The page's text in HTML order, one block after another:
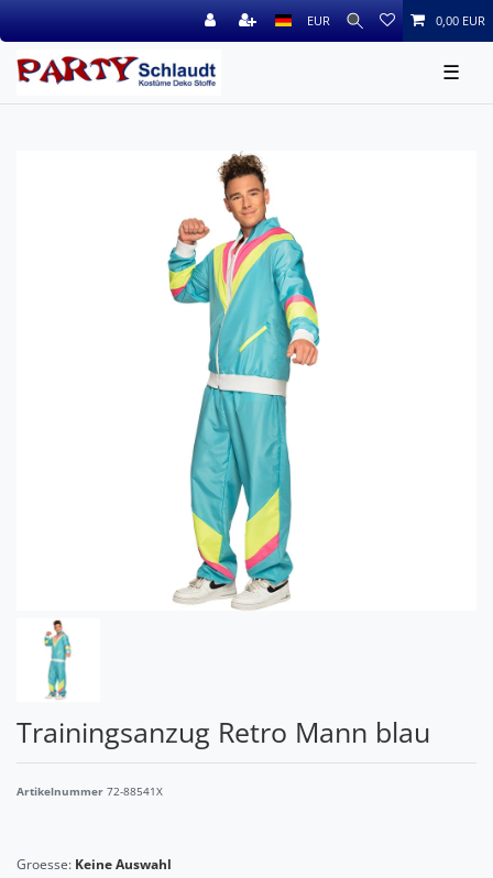
EUR 0,00 EUR
☰
Trainingsanzug Retro Mann blau
Artikelnummer 72-88541X
Groesse: Keine Auswahl